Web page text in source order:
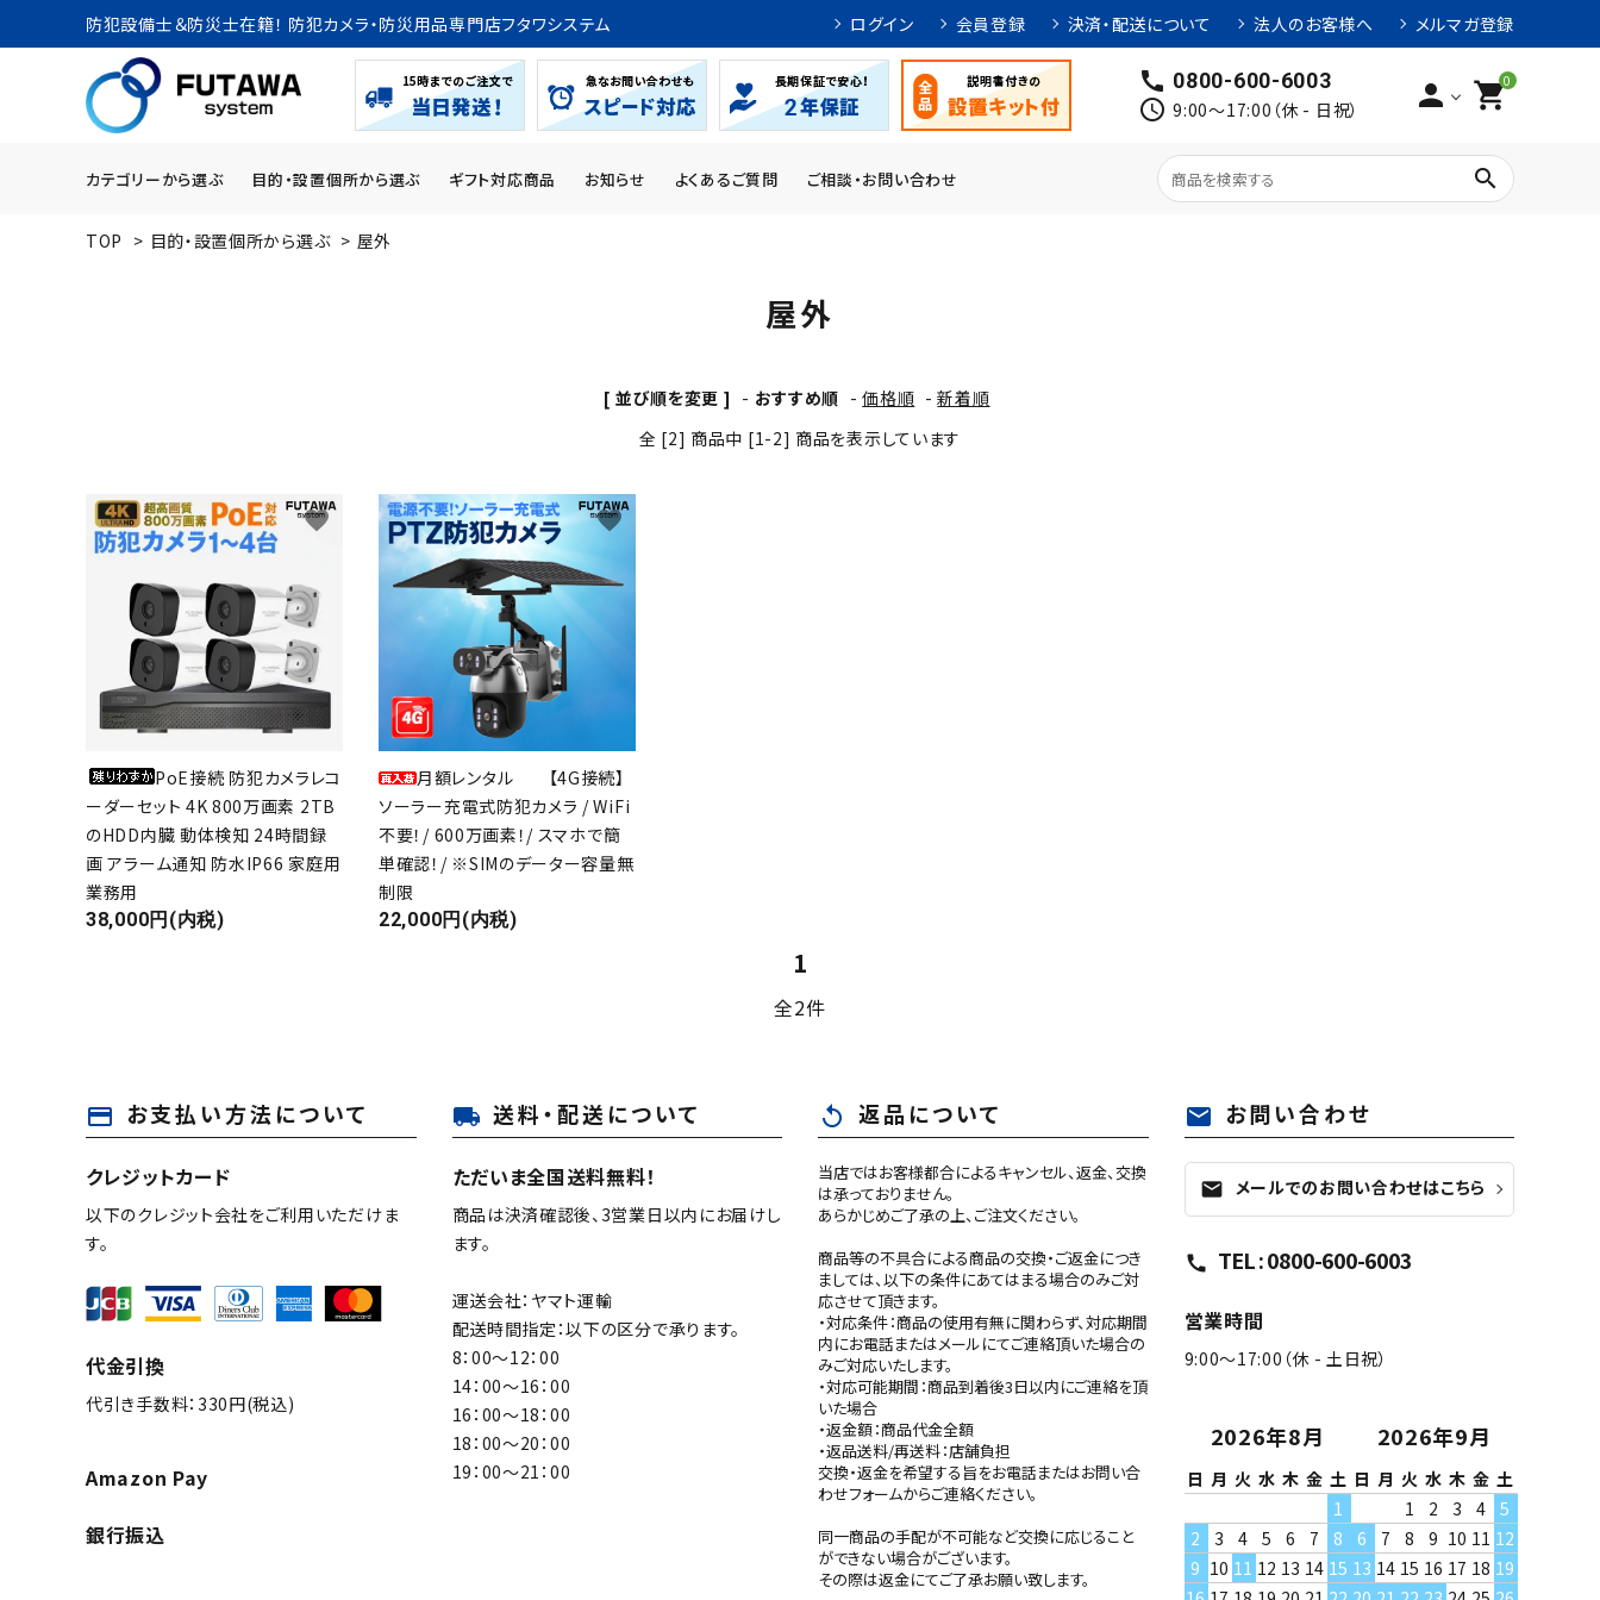
防犯設備士＆防災士在籍！ 防犯カメラ・防災用品専門店フタワシステム ログイン 会員登録 決済・配送について 法人のお客様へ メルマガ登録
call 0800-600-6003
schedule 9:00～17:00（休 - 日祝） person 0
shopping_cart
カテゴリーから選ぶ 目的・設置個所から選ぶ ギフト対応商品 お知らせ よくあるご質問 ご相談・お問い合わせ search
カテゴリーから探す
目的・設置場所から選ぶ
よくあるご質問
ご相談・お問い合わせ
決済・送料について
プライバシーポリシー
TOP > 目的・設置個所から選ぶ > 屋外
屋外
[ 並び順を変更 ] - おすすめ順 -価格順 -新着順
全 [2] 商品中 [1-2] 商品を表示しています
PoE接続 防犯カメラレコ
ーダーセット 4K 800万画素 2TB
のHDD内臓 動体検知 24時間録
画 アラーム通知 防水IP66 家庭用
業務用
38,000円(内税)
favorite
月額レンタル 【4G接続】
ソーラー充電式防犯カメラ / WiFi
不要！/ 600万画素！/ スマホで簡
単確認！/ ※SIMのデーター容量無
制限
22,000円(内税)
favorite
1
全2件
キーワード
検索する
payment お支払い方法について
クレジットカード
以下のクレジット会社をご利用いただけま
す。
代金引換
代引き手数料：330円(税込)
Amazon Pay
銀行振込
local_shipping 送料・配送について
ただいま全国送料無料！
商品は決済確認後、3営業日以内にお届けし
ます。
運送会社：ヤマト運輸
配送時間指定：以下の区分で承ります。
8：00～12：00
14：00～16：00
16：00～18：00
18：00～20：00
19：00～21：00
replay 返品について
当店ではお客様都合によるキャンセル、返金、交換
は承っておりません。
あらかじめご了承の上、ご注文ください。
商品等の不具合による商品の交換・ご返金につき
ましては、以下の条件にあてはまる場合のみご対
応させて頂きます。
・対応条件：商品の使用有無に関わらず、対応期間
内にお電話またはメールにてご連絡頂いた場合の
みご対応いたします。
・対応可能期間：商品到着後3日以内にご連絡を頂
いた場合
・返金額：商品代金全額
・返品送料/再送料：店舗負担
交換・返金を希望する旨をお電話またはお問い合
わせフォームからご連絡ください。
同一商品の手配が不可能など交換に応じること
ができない場合がございます。
その際は返金にてご了承お願い致します。
mail お問い合わせ
mail メールでのお問い合わせはこちら
call TEL : 0800-600-6003
営業時間
9:00～17:00（休 - 土日祝）
2026年8月
日 月 火 水 木 金 土
1
2
3 4 5 6 7
8
9 10 11 12 13 14 15
2026年9月
日 月 火 水 木 金 土
1
2 3 4
5
6
7 8 9 10 11 12
13 14 15 16 17 18 19